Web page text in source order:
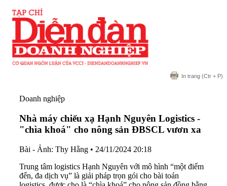
In trang (Ctr + P)
Doanh nghiệp
Nhà máy chiếu xạ Hạnh Nguyên Logistics -
"chìa khoá" cho nông sản ĐBSCL vươn xa
Bài - Ảnh: Thy Hằng • 24/11/2024 20:18
Trung tâm logistics Hạnh Nguyên với mô hình “một điểm
đến, đa dịch vụ” là giải pháp trọn gói cho bài toán